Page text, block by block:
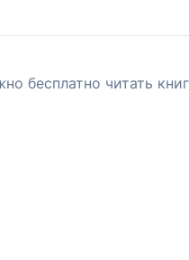
бесплатно читать